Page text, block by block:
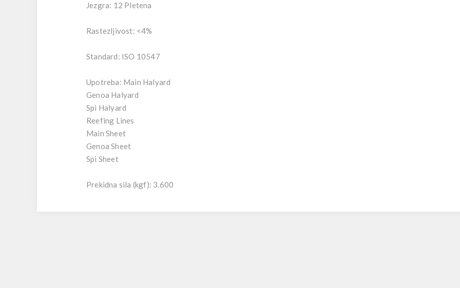
Jezgra: 12 Pletena
Rastezljivost: <4%
Standard: ISO 10547
Upotreba: Main Halyard
Genoa Halyard
Spi Halyard
Reefing Lines
Main Sheet
Genoa Sheet
Spi Sheet
Prekidna sila (kgf): 3.600